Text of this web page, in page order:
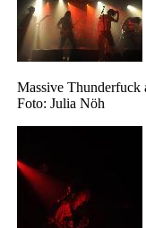
Massive Thunderfuck
Foto: Julia Nöh